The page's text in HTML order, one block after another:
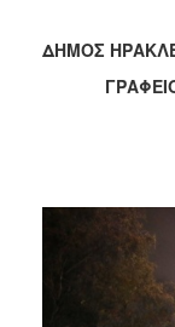
2018
2017
2013
2012
2010
ΔΗΜΟΣ
ΓΡΑΦΕΙΟ